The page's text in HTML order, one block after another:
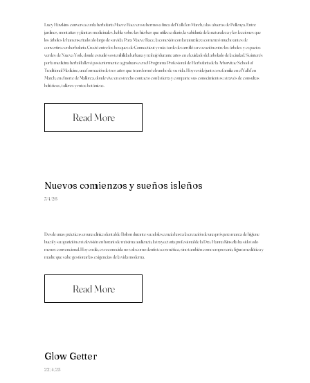
Lucy Hawkins conversa con la herbolaria Maeve Bace en su hermosa finca del Vall d’en March, a las afueras de Pollença. Entre
jardines, montañas y plantas medicinales, habla sobre las hierbas que utiliza a diario, la sabiduría de la naturaleza y las lecciones que
los árboles le han enseñado a lo largo de su vida. Para Maeve Bace, la conexión con la naturaleza comenzó mucho antes de
convertirse en herbolaria. Creció entre los bosques de Connecticut y más tarde desarrolló su vocación entre los árboles y espacios
verdes de Nueva York, donde estudió sostenibilidad urbana y trabajó durante años en el cuidado del arbolado de la ciudad. Su interés
por la medicina herbal la llevó posteriormente a graduarse en el Programa Profesional de Herbolaria de la Arborvitae School of
Traditional Medicine, una formación de tres años que transformó el rumbo de su vida. Hoy reside junto a su familia en el Vall d’en
March, en el norte de Mallorca, donde vive en estrecho contacto con la tierra y comparte sus conocimientos a través de consultas
holísticas, talleres y rutas botánicas.
Read More
Nuevos comienzos y sueños isleños
3/4/26
Desde unas prácticas en una clínica dental de Bolton durante su adolescencia hasta la creación de una próspera marca de higiene
bucal y su aparición en televisión en horario de máxima audiencia, la trayectoria profesional de la Dra. Hanna Kinsella ha sido todo
menos convencional. Hoy en día, es reconocida no solo como dentista cosmética, sino también como empresaria, figura mediática y
madre que sabe gestionar las exigencias de la vida moderna.
Read More
Glow Getter
22/4/25